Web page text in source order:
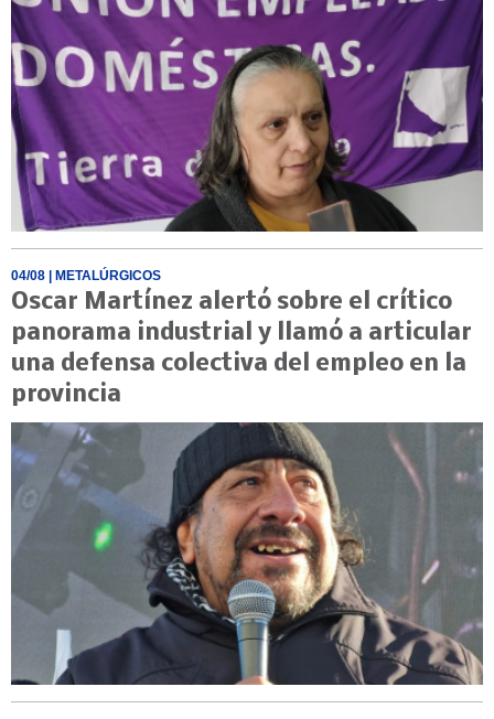
04/08 | METALÚRGICOS
Oscar Martínez alertó sobre el crítico
panorama industrial y llamó a articular
una defensa colectiva del empleo en la
provincia